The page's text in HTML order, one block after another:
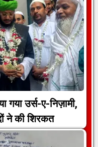
उर्स-ए-निज़ामी,
ने की शिरकत